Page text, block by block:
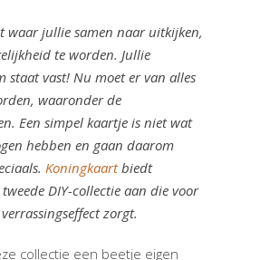
waar jullie samen naar uitkijken,
te worden. Jullie
staat vast! Nu moet er van alles
waaronder de
Een simpel kaartje is niet wat
hebben en gaan daarom
Koningkaartbiedt
DIY-collectie aan die voor
zorgt.
collectie een beetje eigen